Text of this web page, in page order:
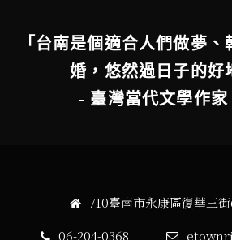
「台南是個適合人們做夢
婚，悠然過日子的好
- 臺灣當代文學作家
710臺南市永康區復華三
06-204-0368